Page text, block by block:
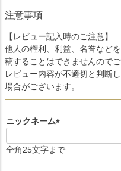
注意事項
【レビュー記入時のご注意】
他人の権利、利益、名誉など
稿することはできませんのでご
レビュー内容が不適切と判断
場合がございます。
ニックネーム
必
全角25文字まで